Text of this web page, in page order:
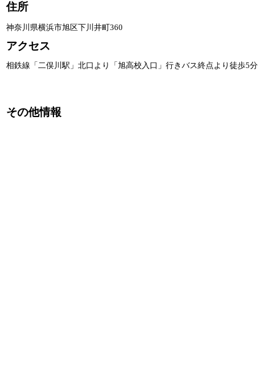
住所
神奈川県横浜市旭区下川井町360
アクセス
相鉄線「二俣川駅」北口より「旭高校入口」行きバス終点より徒歩5分
その他情報